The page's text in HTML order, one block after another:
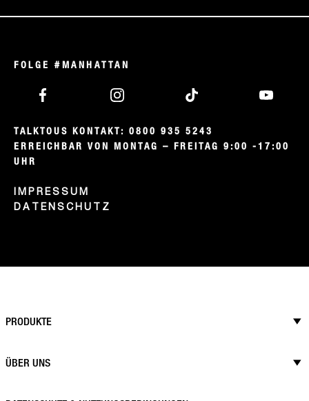
FOLGE #MANHATTAN
TALKTOUS KONTAKT: 0800 935 5243
ERREICHBAR VON MONTAG – FREITAG 9:00 -17:00
UHR
IMPRESSUM
DATENSCHUTZ
PRODUKTE
ÜBER UNS